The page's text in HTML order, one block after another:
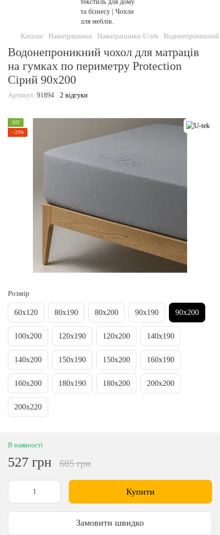
Каталог Наматрацники Наматрацники U-tek Водонепроникний
Водонепроникний чохол для матраців
на гумках по периметру Protection
Сірий 90х200
Артикул: 91894 2 відгуки
ХІТ
−23%
Розмір
60х120 80х190 80х200 90х190 90х200
100х200 120х190 120х200 140х190
140х200 150х190 150х200 160х190
160х200 180х190 180х200 200х200
200х220
В наявності
527 грн 685 грн
Купити
Замовити швидко